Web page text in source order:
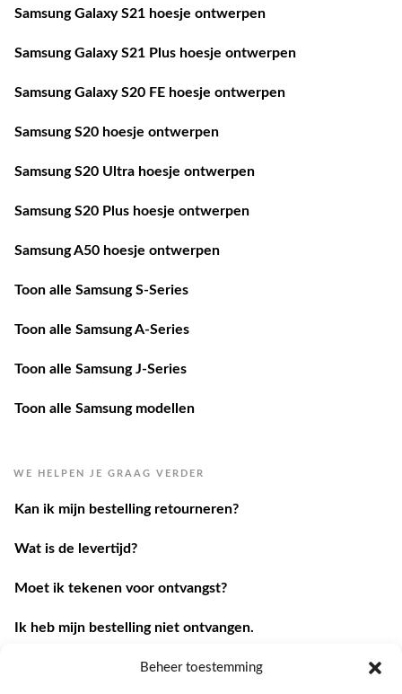
Beheer toestemming
Samsung Galaxy S21 hoesje ontwerpen
Samsung Galaxy S21 Plus hoesje ontwerpen
Samsung Galaxy S20 FE hoesje ontwerpen
Samsung S20 hoesje ontwerpen
Samsung S20 Ultra hoesje ontwerpen
Samsung S20 Plus hoesje ontwerpen
Samsung A50 hoesje ontwerpen
Toon alle Samsung S-Series
Toon alle Samsung A-Series
Toon alle Samsung J-Series
Toon alle Samsung modellen
WE HELPEN JE GRAAG VERDER
Kan ik mijn bestelling retourneren?
Wat is de levertijd?
Moet ik tekenen voor ontvangst?
Ik heb mijn bestelling niet ontvangen.
Ik heb een andere vraag.